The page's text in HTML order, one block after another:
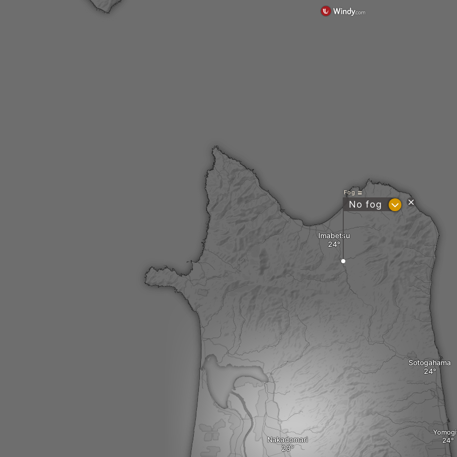
Imabetsu
Sotogahama
Nakadomari
Fog
No fog ?